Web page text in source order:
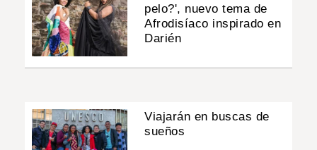
pelo?', nuevo tema de
Afrodisíaco inspirado en
Darién
Viajarán en buscas de
sueños